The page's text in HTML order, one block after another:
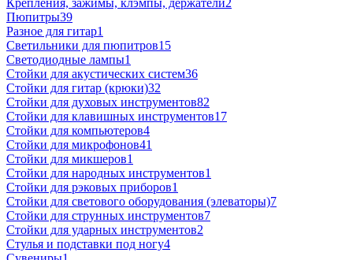
Крепления, зажимы, клэмпы, держатели2
Пюпитры39
Разное для гитар1
Светильники для пюпитров15
Светодиодные лампы1
Стойки для акустических систем36
Стойки для гитар (крюки)32
Стойки для духовых инструментов82
Стойки для клавишных инструментов17
Стойки для компьютеров4
Стойки для микрофонов41
Стойки для микшеров1
Стойки для народных инструментов1
Стойки для рэковых приборов1
Стойки для светового оборудования (элеваторы)7
Стойки для струнных инструментов7
Стойки для ударных инструментов2
Стулья и подставки под ногу4